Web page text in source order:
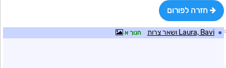
חזרה לפורום
● Laura, Bavi ושאר צרות חנוך א